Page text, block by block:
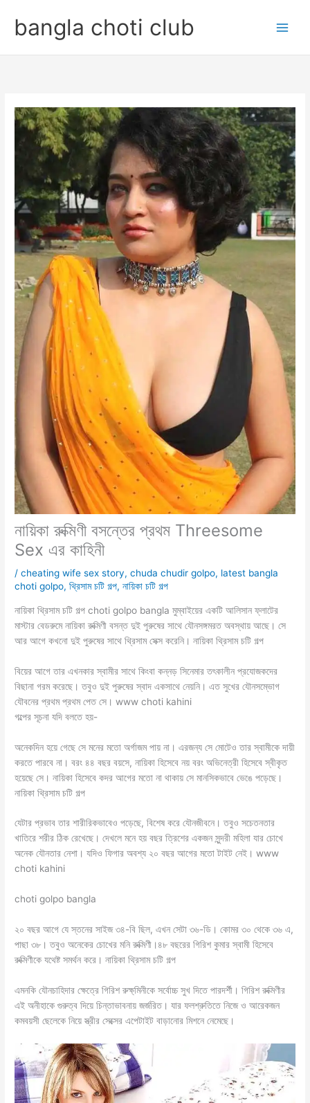
contentbangla choti club
নায়িকা রুক্মিণী বসন্তের প্রথম Threesome
Sex এর কাহিনী
/cheating wife sex story,chuda chudir golpo, latest bangla
choti golpo,থ্রিসাম চটি গল্প,নায়িকা চটি গল্প
নায়িকা থ্রিসাম চটি গল্প choti golpo bangla মুম্বাইয়ের একটি আলিসান ফ্লাটের
মাস্টার বেডরুমে নায়িকা রুক্মিণী বসন্ত দুই পুরুষের সাথে যৌনসঙ্গমরত অবস্থায় আছে। সে
আর আগে কখনো দুই পুরুষের সাথে থ্রিসাম সেক্স করেনি। নায়িকা থ্রিসাম চটি গল্প
বিয়ের আগে তার এখনকার স্বামীর সাথে কিংবা কন্নড় সিনেমার তৎকালীন প্রযোজকদের
বিছানা গরম করেছে। তবুও দুই পুরুষের স্বাদ একসাথে নেয়নি। এত সুখের যৌনসম্ভোগ
যৌবনের প্রথম প্রথম পেত সে। www choti kahini
গল্পের সূচনা যদি বলতে হয়-
অনেকদিন হয়ে গেছে সে মনের মতো অর্গাজম পায় না। এরজন্য সে মোটেও তার স্বামীকে দায়ী
করতে পারবে না। বরং ৪৪ বছর বয়সে, নায়িকা হিসেবে নয় বরং অভিনেত্রী হিসেবে স্বীকৃত
হয়েছে সে। নায়িকা হিসেবে কদর আগের মতো না থাকায় সে মানসিকভাবে ভেঙে পড়েছে।
নায়িকা থ্রিসাম চটি গল্প
যেটার প্রভাব তার শারীরিকভাবেও পড়েছে, বিশেষ করে যৌনজীবনে। তবুও সচেতনতার
খাতিরে শরীর ঠিক রেখেছে। দেখলে মনে হয় বছর ত্রিশের একজন সুন্দরী মহিলা যার চোখে
অনেক যৌনতার নেশা। যদিও ফিগার অবশ্য ২০ বছর আগের মতো টাইট নেই। www
choti kahini
choti golpo bangla
২০ বছর আগে যে স্তনের সাইজ ৩৪-বি ছিল, এখন সেটা ৩৬-ডি। কোমর ৩০ থেকে ৩৬ এ,
পাছা ৩৮। তবুও অনেকের চোখের মনি রুক্মিণী।৪৮ বছরের গিরিশ কুমার স্বামী হিসেবে
রুক্মিণীকে যথেষ্ট সমর্থন করে। নায়িকা থ্রিসাম চটি গল্প
এমনকি যৌনচাহিদার ক্ষেত্রে গিরিশ রুক্ষ্মিনীকে সর্বোচ্চ সুখ দিতে পারদর্শী। গিরিশ রুক্মিণীর
এই অনীহাকে গুরুত্ব দিয়ে চিন্তাভাবনায় জর্জরিত। যার ফলশ্রুতিতে নিজে ও আরেকজন
কমবয়সী ছেলেকে নিয়ে স্ত্রীর সেক্সের এপেটাইট বাড়ানোর মিশনে নেমেছে।